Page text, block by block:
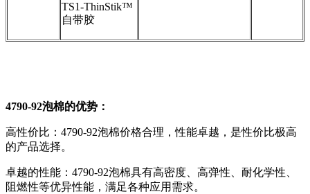
TS1-ThinStik™
自带胶
4790-92泡棉的优势：
高性价比：4790-92泡棉价格合理，性能卓越，是性价比极高
的产品选择。
卓越的性能：4790-92泡棉具有高密度、高弹性、耐化学性、
阻燃性等优异性能，满足各种应用需求。